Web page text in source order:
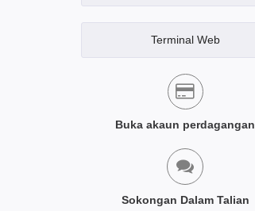
Terminal Web
Buka akaun perdagangan
Sokongan Dalam Talian